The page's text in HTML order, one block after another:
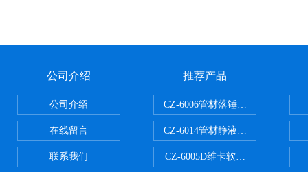
公司介绍
公司介绍
在线留言
联系我们
推荐产品
CZ-6006管材落锤冲击试验机
CZ-6014管材静液压爆破试验机
CZ-6005D维卡软化点温度测定仪